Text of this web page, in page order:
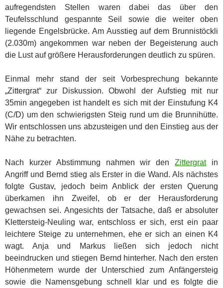
aufregendsten Stellen waren dabei das über den
Teufelsschlund gespannte Seil sowie die weiter oben
liegende Engelsbrücke. Am Ausstieg auf dem Brunnistöckli
(2.030m) angekommen war neben der Begeisterung auch
die Lust auf größere Herausforderungen deutlich zu spüren.
Einmal mehr stand der seit Vorbesprechung bekannte
„Zittergrat“ zur Diskussion. Obwohl der Aufstieg mit nur
35min angegeben ist handelt es sich mit der Einstufung K4
(C/D) um den schwierigsten Steig rund um die Brunnihütte.
Wir entschlossen uns abzusteigen und den Einstieg aus der
Nähe zu betrachten.
Nach kurzer Abstimmung nahmen wir denZittergratin
Angriff und Bernd stieg als Erster in die Wand. Als nächstes
folgte Gustav, jedoch beim Anblick der ersten Querung
überkamen ihn Zweifel, ob er der Herausforderung
gewachsen sei. Angesichts der Tatsache, daß er absoluter
Klettersteig-Neuling war, entschloss er sich, erst ein paar
leichtere Steige zu unternehmen, ehe er sich an einen K4
wagt. Anja und Markus ließen sich jedoch nicht
beeindrucken und stiegen Bernd hinterher. Nach den ersten
Höhenmetern wurde der Unterschied zum Anfängersteig
sowie die Namensgebung schnell klar und es folgte die